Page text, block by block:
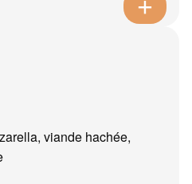
viande hachée,